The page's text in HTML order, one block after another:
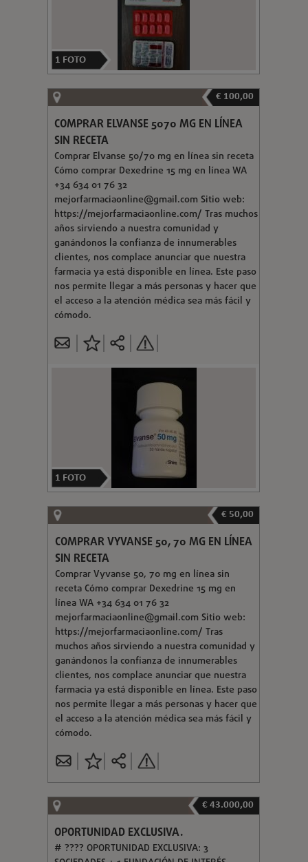
1 FOTO
€ 100,00
COMPRAR ELVANSE 5070 MG EN LÍNEA
SIN RECETA
Comprar Elvanse 50/70 mg en línea sin receta
Cómo comprar Dexedrine 15 mg en línea WA
+34 634 01 76 32
mejorfarmaciaonline@gmail.com Sitio web:
https://mejorfarmaciaonline.com/ Tras muchos
años sirviendo a nuestra comunidad y
ganándonos la confianza de innumerables
clientes, nos complace anunciar que nuestra
farmacia ya está disponible en línea. Este paso
nos permite llegar a más personas y hacer que
el acceso a la atención médica sea más fácil y
cómodo.
1 FOTO
€ 50,00
COMPRAR VYVANSE 50, 70 MG EN LÍNEA
SIN RECETA
Comprar Vyvanse 50, 70 mg en línea sin
receta Cómo comprar Dexedrine 15 mg en
línea WA +34 634 01 76 32
mejorfarmaciaonline@gmail.com Sitio web:
https://mejorfarmaciaonline.com/ Tras
muchos años sirviendo a nuestra comunidad y
ganándonos la confianza de innumerables
clientes, nos complace anunciar que nuestra
farmacia ya está disponible en línea. Este paso
nos permite llegar a más personas y hacer que
el acceso a la atención médica sea más fácil y
cómodo.
€ 43.000,00
OPORTUNIDAD EXCLUSIVA.
# ???? OPORTUNIDAD EXCLUSIVA: 3